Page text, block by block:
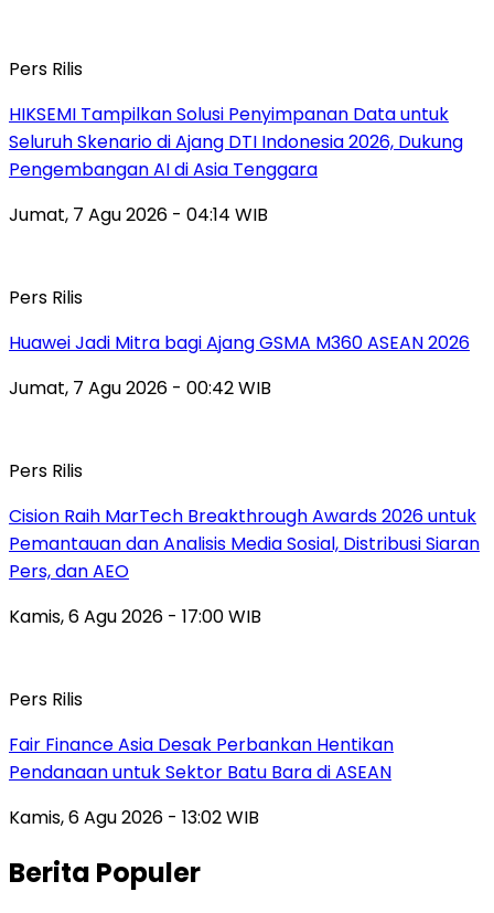
Pers Rilis
HIKSEMI Tampilkan Solusi Penyimpanan Data untuk
Seluruh Skenario di Ajang DTI Indonesia 2026, Dukung
Pengembangan AI di Asia Tenggara
Jumat, 7 Agu 2026 - 04:14 WIB
Pers Rilis
Huawei Jadi Mitra bagi Ajang GSMA M360 ASEAN 2026
Jumat, 7 Agu 2026 - 00:42 WIB
Pers Rilis
Cision Raih MarTech Breakthrough Awards 2026 untuk
Pemantauan dan Analisis Media Sosial, Distribusi Siaran
Pers, dan AEO
Kamis, 6 Agu 2026 - 17:00 WIB
Pers Rilis
Fair Finance Asia Desak Perbankan Hentikan
Pendanaan untuk Sektor Batu Bara di ASEAN
Kamis, 6 Agu 2026 - 13:02 WIB
Berita Populer